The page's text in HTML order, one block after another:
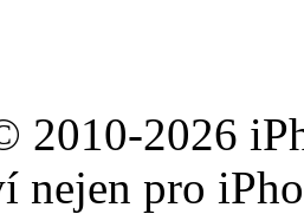
2010-2026
nejen pro